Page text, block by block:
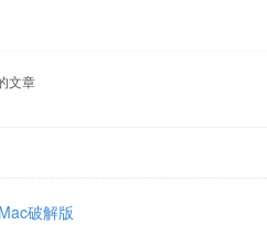
文章
破解版